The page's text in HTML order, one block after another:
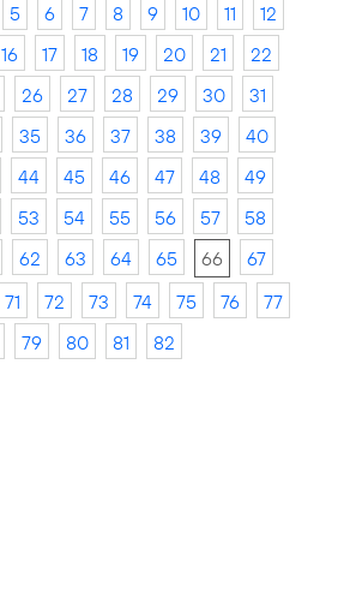
5 6 7 8 9 10 11
12
16 17 18 19 20 21
22
26 27 28 29 30
31
35 36 37 38 39
40
44 45 46 47 48
49
53 54 55 56 57
58
62 63 64 65 66
67
71 72 73 74 75 76
77
79 80 81 82